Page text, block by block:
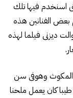
اسنخدم فيها تلك
الفنانين هذه
ديزنى فيلما لهذه
المكوث وهوفى سن
طيبا كان يعمل ملحنا